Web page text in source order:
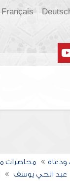
Français
ودعاة
محاضرات
عبد الحي يوسف